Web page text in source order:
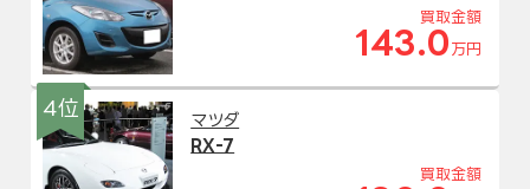
買取金額
143.0 万円
4位
マツダ
RX-7
買取金額